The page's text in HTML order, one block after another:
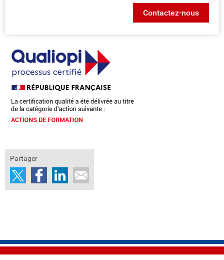
Contactez-nous
Partager